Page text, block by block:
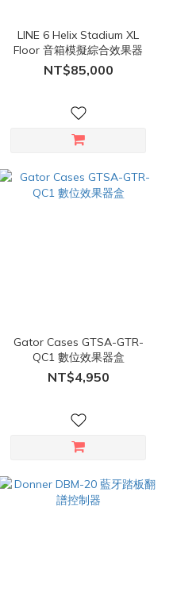
LINE 6 Helix Stadium XL
Floor 音箱模擬綜合效果器
NT$85,000
Gator Cases GTSA-GTR-
QC1 數位效果器盒
NT$4,950